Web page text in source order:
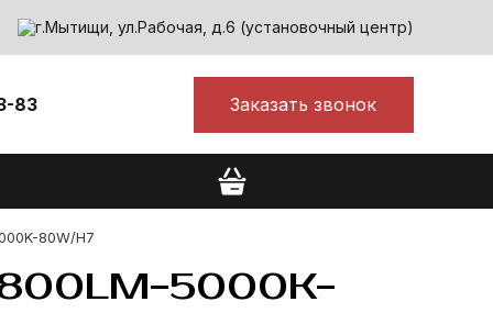
г.Мытищи, ул.Рабочая, д.6 (установочный центр)
83 Заказать звонок
80W/H7
5000K-